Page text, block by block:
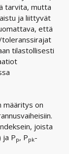
tarvita, mutta
ja liittyvät
että
toleranssirajat
tilastollisesti
määritys on
joista
ja Pp, Ppk-